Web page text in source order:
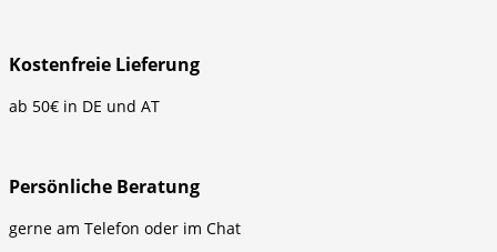
Kostenfreie Lieferung
ab 50€ in DE und AT
Persönliche Beratung
gerne am Telefon oder im Chat